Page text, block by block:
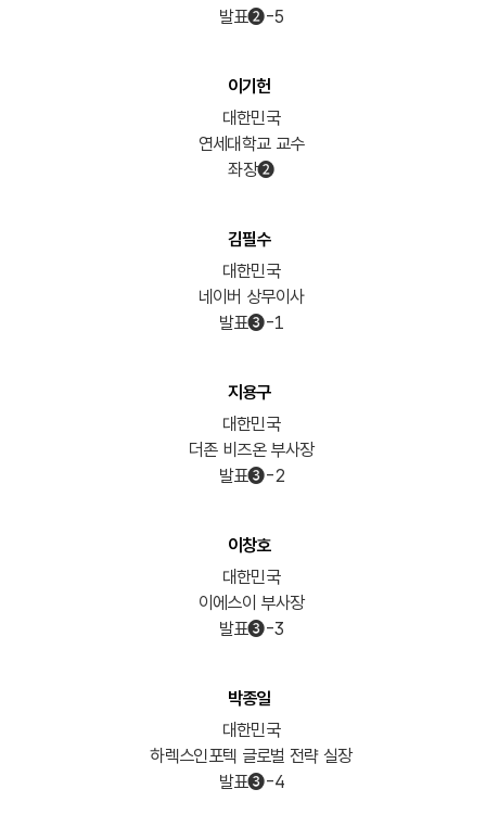
발표➋-5
이기헌
대한민국
연세대학교 교수
좌장➋
김필수
대한민국
네이버 상무이사
발표➌-1
지용구
대한민국
더존 비즈온 부사장
발표➌-2
이창호
대한민국
이에스이 부사장
발표➌-3
박종일
대한민국
하렉스인포텍 글로벌 전략 실장
발표➌-4